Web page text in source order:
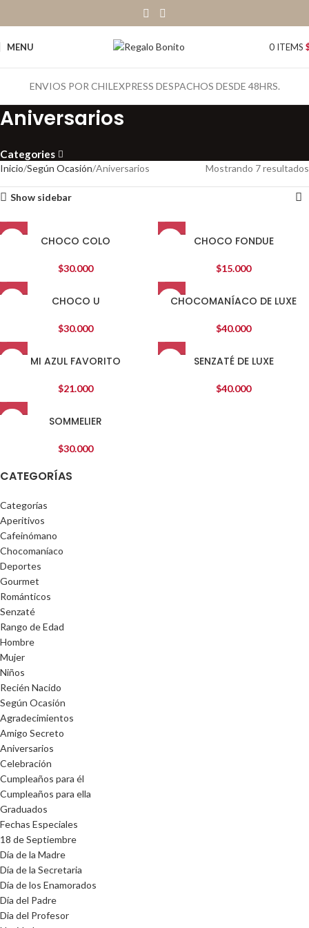
MENU 0 ITEMS
ENVIOS POR CHILEXPRESS DESPACHOS DESDE 48HRS.
Aniversarios
Categories
CATEGORÍAS
Categorías
Aperitivos
Cafeinómano
Chocomaníaco
Deportes
Gourmet
Románticos
Senzaté
Rango de Edad
Hombre
Mujer
Niños
Recién Nacido
Según Ocasión
Agradecimientos
Amigo Secreto
Aniversarios
Celebración
Cumpleaños para él
Cumpleaños para ella
Graduados
Fechas Especiales
18 de Septiembre
Día de la Madre
Día de la Secretaria
Día de los Enamorados
Día del Padre
Dia del Profesor
Inicio Según Ocasión Aniversarios Mostrando 7 resultados
Show sidebar
CHOCO COLO
$30.000
CHOCO FONDUE
$15.000
CHOCO U
$30.000
CHOCOMANÍACO DE LUXE
$40.000
MI AZUL FAVORITO
$21.000
SENZATÉ DE LUXE
$40.000
SOMMELIER
$30.000